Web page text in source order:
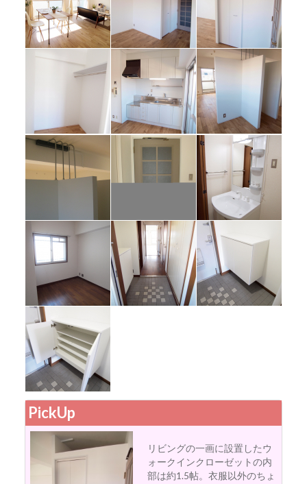
リビング(家具あ
ウォークインク
ローゼット
ウォークインク
ローゼット
ウォークインク
ローゼット内部
キッチン L字型の壁
メタルの配管 リビングドア 独立洗面台
洋室
シューズボック
ス
PickUp
リビングの一画に設置したウ
ォークインクローゼットの内
部は約1.5帖。衣服以外のちょ